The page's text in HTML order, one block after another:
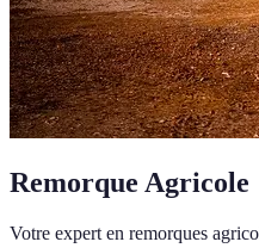
Remorque Agricole
Votre expert en remorques